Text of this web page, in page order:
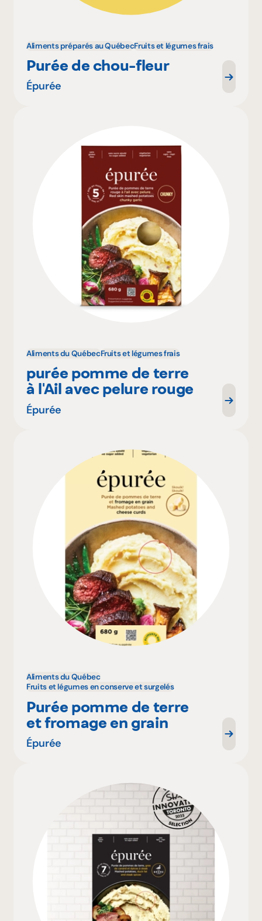
Aliments préparés au QuébecFruits et légumes frais
Purée de chou-fleur
Épurée
Aliments du QuébecFruits et légumes frais
purée pomme de terre
à l'Ail avec pelure rouge
Épurée
Aliments du Québec
Fruits et légumes en conserve et surgelés
Purée pomme de terre
et fromage en grain
Épurée